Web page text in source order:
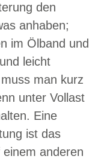
den
anhaben;
im Ölband und
leicht
man kurz
unter Vollast
Eine
ist das
anderen